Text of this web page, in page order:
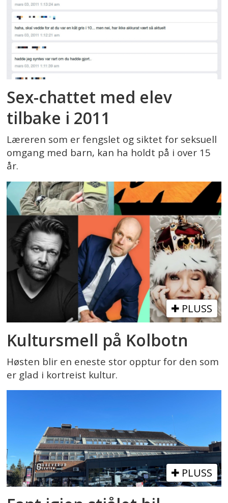
Sex-chattet med elev
tilbake i 2011
Læreren som er fengslet og siktet for seksuell
omgang med barn, kan ha holdt på i over 15
år.
PLUSS
Kultursmell på Kolbotn
Høsten blir en eneste stor opptur for den som
er glad i kortreist kultur.
PLUSS